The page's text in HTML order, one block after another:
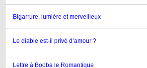
Bigarrure, lumière et merveilleux
Le diable est-il privé d’amour ?
Lettre à Booba le Romantique